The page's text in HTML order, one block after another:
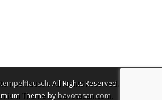
. All Rights Reserved.
Theme bybavotasan.com.